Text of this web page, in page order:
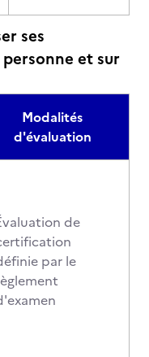
ses
et sur
Modalités
d'évaluation
de
par le